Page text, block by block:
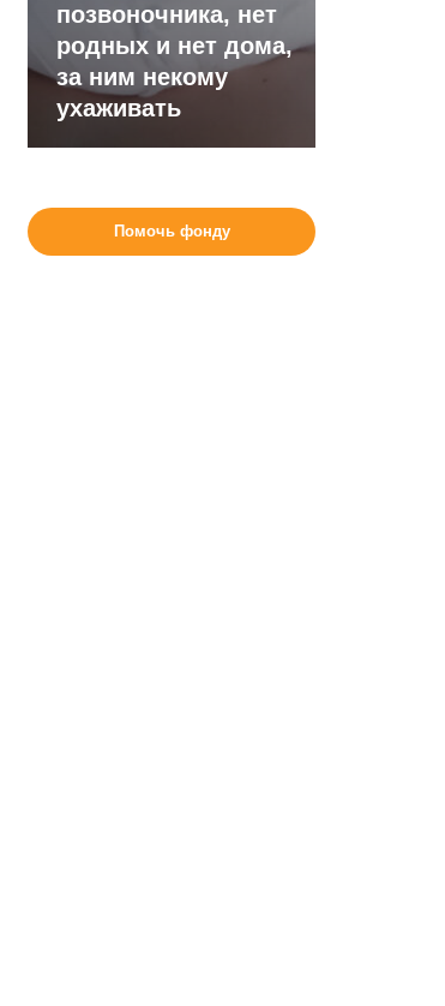
позвоночника, нет
родных и нет дома,
за ним некому
ухаживать
Помочь фонду